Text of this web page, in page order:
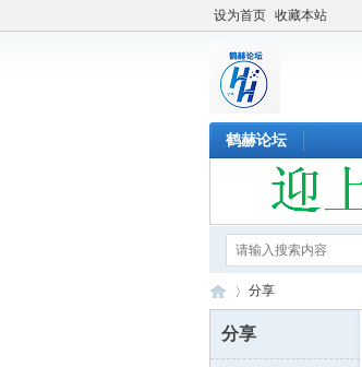
设为首页 收藏本站
鹤赫论坛
分享
分享